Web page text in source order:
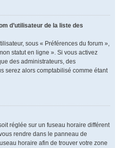
d’utilisateur de la liste des
sous « Préférences du forum »,
statut en ligne ». Si vous activez
des administrateurs, des
serez alors comptabilisé comme étant
réglée sur un fuseau horaire différent
rendre dans le panneau de
horaire afin de trouver votre zone